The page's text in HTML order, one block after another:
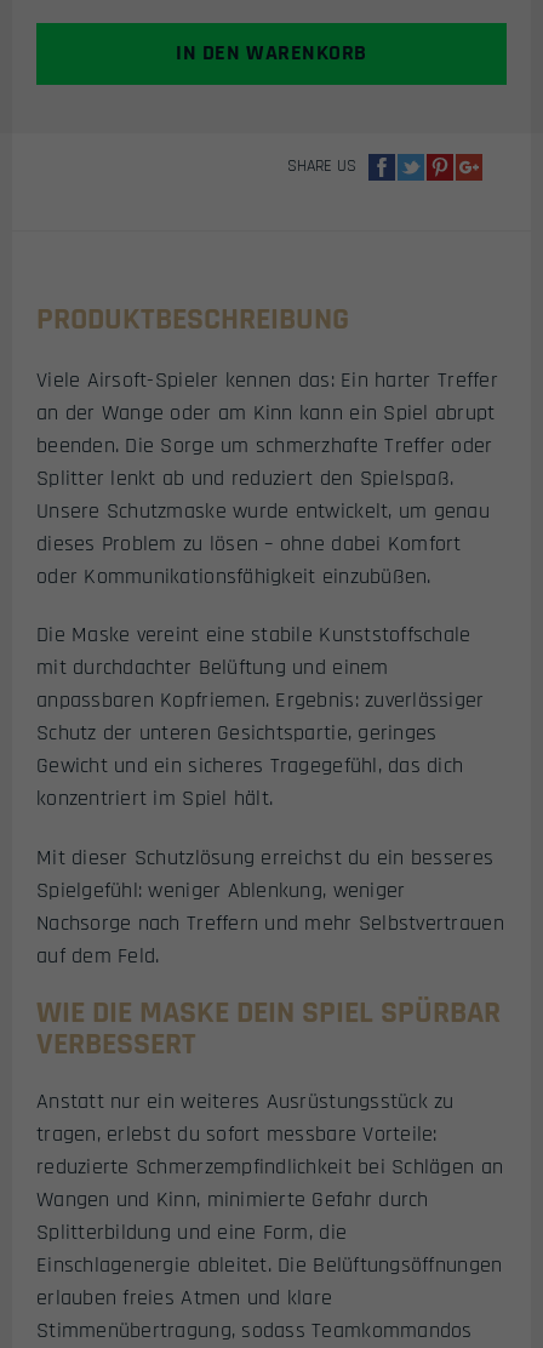
FARBEN)
IN DEN WARENKORB
SHARE US
PRODUKTBESCHREIBUNG
Viele Airsoft-Spieler kennen das: Ein harter Treffer
an der Wange oder am Kinn kann ein Spiel abrupt
beenden. Die Sorge um schmerzhafte Treffer oder
Splitter lenkt ab und reduziert den Spielspaß.
Unsere Schutzmaske wurde entwickelt, um genau
dieses Problem zu lösen – ohne dabei Komfort
oder Kommunikationsfähigkeit einzubüßen.
Die Maske vereint eine stabile Kunststoffschale
mit durchdachter Belüftung und einem
anpassbaren Kopfriemen. Ergebnis: zuverlässiger
Schutz der unteren Gesichtspartie, geringes
Gewicht und ein sicheres Tragegefühl, das dich
konzentriert im Spiel hält.
Mit dieser Schutzlösung erreichst du ein besseres
Spielgefühl: weniger Ablenkung, weniger
Nachsorge nach Treffern und mehr Selbstvertrauen
auf dem Feld.
WIE DIE MASKE DEIN SPIEL SPÜRBAR
VERBESSERT
Anstatt nur ein weiteres Ausrüstungsstück zu
tragen, erlebst du sofort messbare Vorteile:
reduzierte Schmerzempfindlichkeit bei Schlägen an
Wangen und Kinn, minimierte Gefahr durch
Splitterbildung und eine Form, die
Einschlagenergie ableitet. Die Belüftungsöffnungen
erlauben freies Atmen und klare
Stimmenübertragung, sodass Teamkommandos